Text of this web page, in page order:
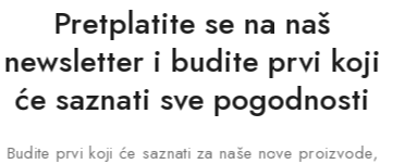
Pretplatite se na naš
newsletter i budite prvi koji
će saznati sve pogodnosti
Budite prvi koji će saznati za naše nove proizvode,